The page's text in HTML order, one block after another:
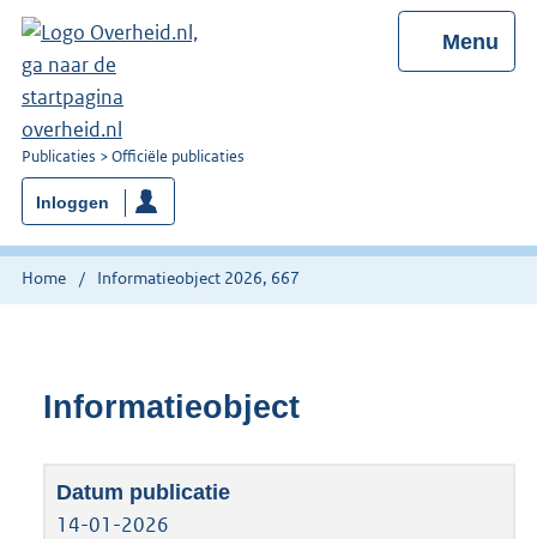
Menu
U
bent
nu
hier:
Publicaties Officiële publicaties
Inloggen
Home Informatieobject 2026, 667
Informatieobject
14-01-2026